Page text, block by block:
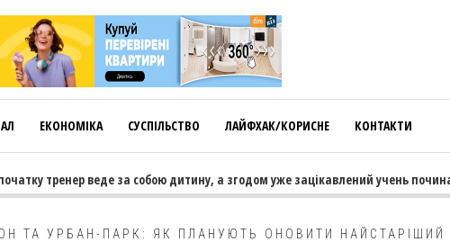
ЕКОНОМІКА СУСПІЛЬСТВО ЛАЙФХАК/КОРИСНЕ КОНТАКТИ
веде за собою дитину, а згодом уже зацікавлений учень починає
ТА УРБАН-ПАРК: ЯК ПЛАНУЮТЬ ОНОВИТИ НАЙСТАРІШИЙ